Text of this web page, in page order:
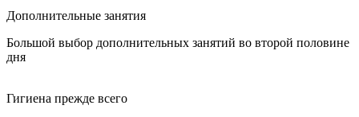
Дополнительные занятия
Большой выбор дополнительных занятий во второй половине
дня
Гигиена прежде всего